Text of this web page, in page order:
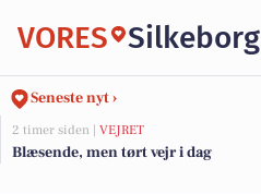
VORES Silkeborg
Seneste nyt ›
2 timer siden | VEJRET
Blæsende, men tørt vejr i dag